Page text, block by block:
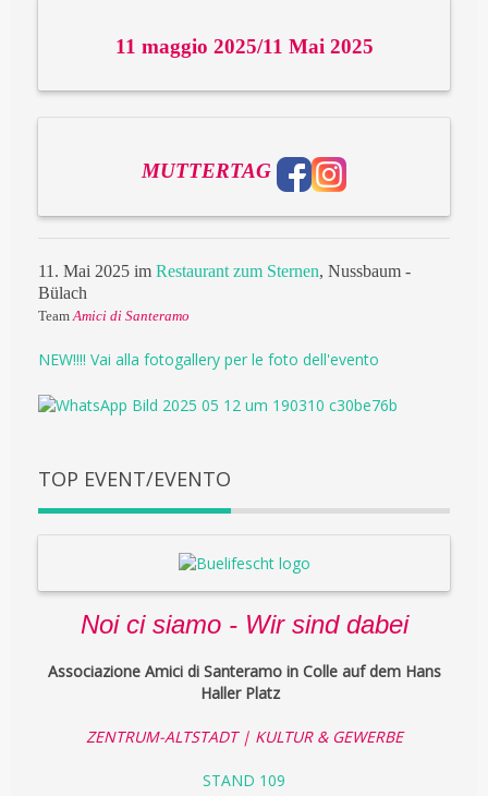
11 maggio 2025/11 Mai 2025
MUTTERTAG
11. Mai 2025 im Restaurant zum Sternen, Nussbaum -
Bülach
TeamAmici di Santeramo
NEW!!!! Vai alla fotogallery per le foto dell'evento
TOP EVENT/EVENTO
Noi ci siamo - Wir sind dabei
Associazione Amici di Santeramo in Colle auf dem Hans
Haller Platz
ZENTRUM-ALTSTADT | KULTUR & GEWERBE
STAND 109